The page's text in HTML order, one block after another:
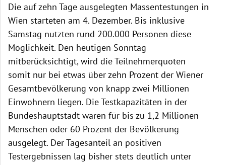
Die auf zehn Tage ausgelegten Massentestungen in
Wien starteten am 4. Dezember. Bis inklusive
Samstag nutzten rund 200.000 Personen diese
Möglichkeit. Den heutigen Sonntag
mitberücksichtigt, wird die Teilnehmerquoten
somit nur bei etwas über zehn Prozent der Wiener
Gesamtbevölkerung von knapp zwei Millionen
Einwohnern liegen. Die Testkapazitäten in der
Bundeshauptstadt waren für bis zu 1,2 Millionen
Menschen oder 60 Prozent der Bevölkerung
ausgelegt. Der Tagesanteil an positiven
Testergebnissen lag bisher stets deutlich unter